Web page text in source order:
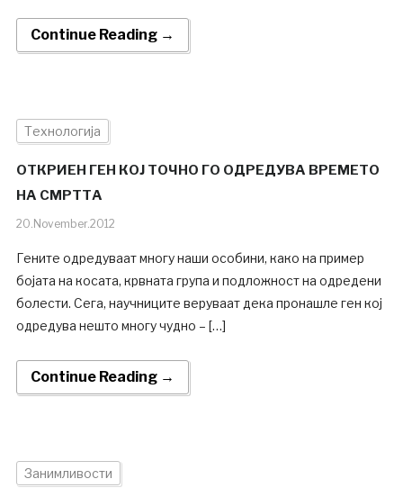
Continue Reading →
Технологија
ОТКРИЕН ГЕН КОЈ ТОЧНО ГО ОДРЕДУВА ВРЕМЕТО
НА СМРТТА
20.November.2012
Гените одредуваат многу наши особини, како на пример
бојата на косата, крвната група и подложност на одредени
болести. Сега, научниците веруваат дека пронашле ген кој
одредува нешто многу чудно – […]
Continue Reading →
Занимливости